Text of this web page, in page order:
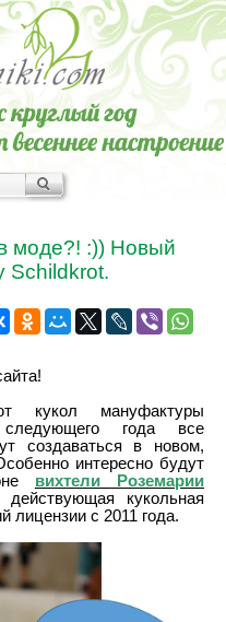
моде?! :)) Новый
Schildkrot.
кукол мануфактуры
года все
создаваться в новом,
интересно будут
вихтели Роземарии
кукольная
лицензии с 2011 года.